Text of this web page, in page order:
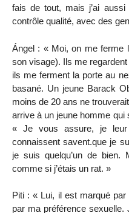
fais de tout, mais j’ai
contrôle qualité, avec des
Ángel : « Moi, on me ferme
son visage). Ils me regardent
ils me ferment la porte au
basané. Un jeune Barack
moins de 20 ans ne
arrive à un jeune homme qui
« Je vous assure, je
connaissent savent.que je
je suis quelqu’un de
comme si j’étais un rat. »
Piti : « Lui, il est marqué
par ma préférence sexuelle.